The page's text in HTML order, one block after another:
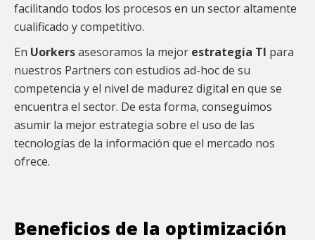
facilitando todos los procesos en un sector altamente
cualificado y competitivo.
En Uorkersasesoramos la mejor estrategia TI para
nuestros Partners con estudios ad-hoc de su
competencia y el nivel de madurez digital en que se
encuentra el sector. De esta forma, conseguimos
asumir la mejor estrategia sobre el uso de las
tecnologías de la información que el mercado nos
ofrece.
Beneficios de la optimización